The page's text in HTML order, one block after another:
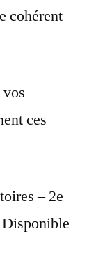
cohérent
vos
ces
– 2e